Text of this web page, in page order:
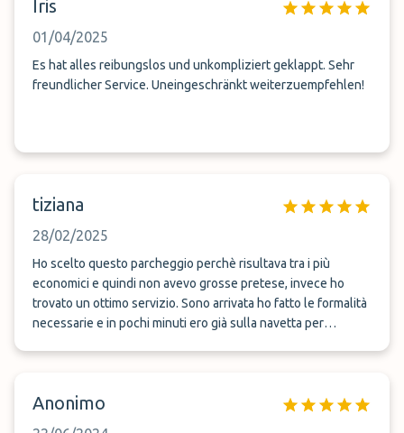
Iris
01/04/2025
Es hat alles reibungslos und unkompliziert geklappt. Sehr
freundlicher Service. Uneingeschränkt weiterzuempfehlen!
tiziana
28/02/2025
Ho scelto questo parcheggio perchè risultava tra i più
economici e quindi non avevo grosse pretese, invece ho
trovato un ottimo servizio. Sono arrivata ho fatto le formalità
necessarie e in pochi minuti ero già sulla navetta per
bagagli ho inviato un messaggio, tempo di percorrere la
Anonimo